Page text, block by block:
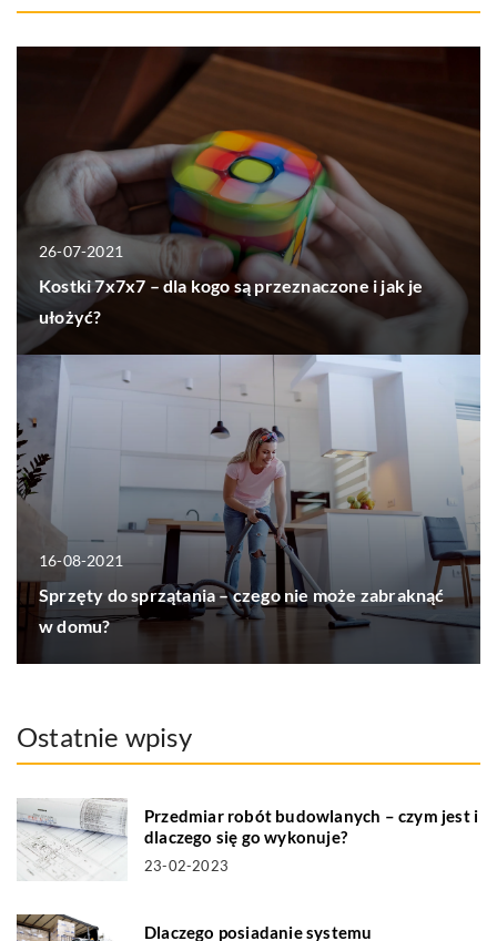
26-07-2021
Kostki 7x7x7 – dla kogo są przeznaczone i jak je
ułożyć?
16-08-2021
Sprzęty do sprzątania – czego nie może zabraknąć
w domu?
Ostatnie wpisy
Przedmiar robót budowlanych – czym jest i
dlaczego się go wykonuje?
23-02-2023
Dlaczego posiadanie systemu